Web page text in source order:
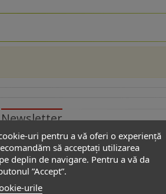
uri pentru a vă oferi o experiență
să acceptați utilizarea
deplin de navigare. Pentru a vă da
”Accept”.
urile
Newsletter
despre reducerile de
partenerii noștri.